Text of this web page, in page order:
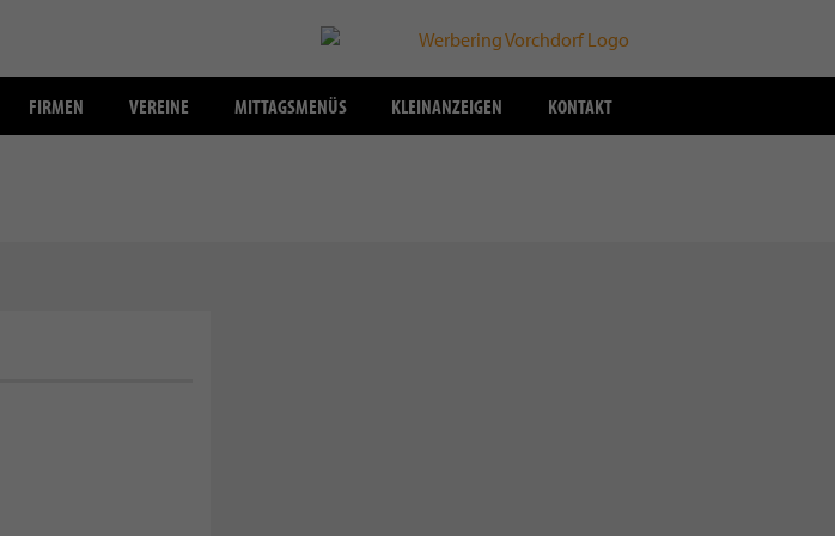
FIRMEN VEREINE MITTAGSMENÜS KLEINANZEIGEN KONTAKT